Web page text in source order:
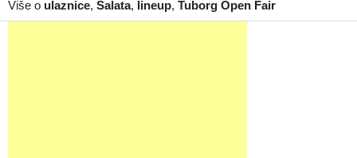
Više o ulaznice, Šalata, lineup, Tuborg Open Fair